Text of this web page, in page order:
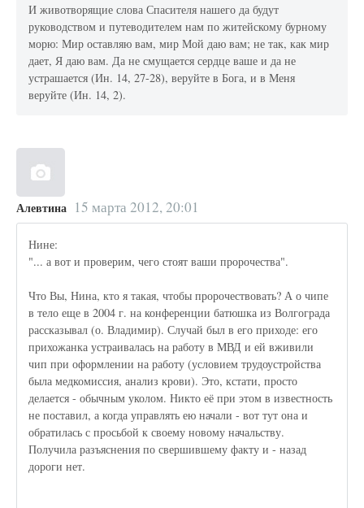
И животворящие слова Спасителя нашего да будут
руководством и путеводителем нам по житейскому бурному
морю: Мир оставляю вам, мир Мой даю вам; не так, как мир
дает, Я даю вам. Да не смущается сердце ваше и да не
устрашается (Ин. 14, 27-28), веруйте в Бога, и в Меня
веруйте (Ин. 14, 2).
Алевтина 15 марта 2012, 20:01
Нине:
"... а вот и проверим, чего стоят ваши пророчества".
Что Вы, Нина, кто я такая, чтобы пророчествовать? А о чипе
в тело еще в 2004 г. на конференции батюшка из Волгограда
рассказывал (о. Владимир). Случай был в его приходе: его
прихожанка устраивалась на работу в МВД и ей вживили
чип при оформлении на работу (условием трудоустройства
была медкомиссия, анализ крови). Это, кстати, просто
делается - обычным уколом. Никто её при этом в известность
не поставил, а когда управлять ею начали - вот тут она и
обратилась с просьбой к своему новому начальству.
Получила разъяснения по свершившему факту и - назад
дороги нет.